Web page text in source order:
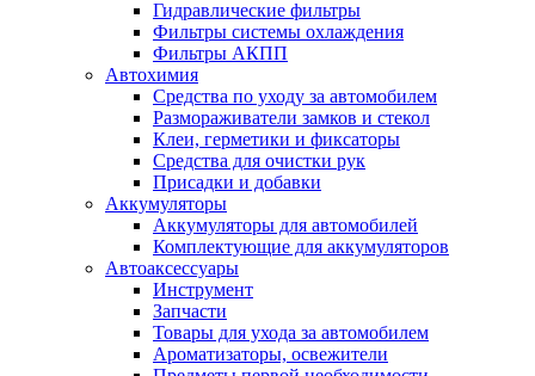
Гидравлические фильтры
Фильтры системы охлаждения
Фильтры АКПП
Автохимия
Средства по уходу за автомобилем
Размораживатели замков и стекол
Клеи, герметики и фиксаторы
Средства для очистки рук
Присадки и добавки
Аккумуляторы
Аккумуляторы для автомобилей
Комплектующие для аккумуляторов
Автоаксессуары
Инструмент
Запчасти
Товары для ухода за автомобилем
Ароматизаторы, освежители